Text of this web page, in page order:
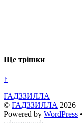
Ще трішки
↑
ГАДЗЗИЛЛА
© ГАДЗЗИЛЛА 2026
Powered by WordPress •